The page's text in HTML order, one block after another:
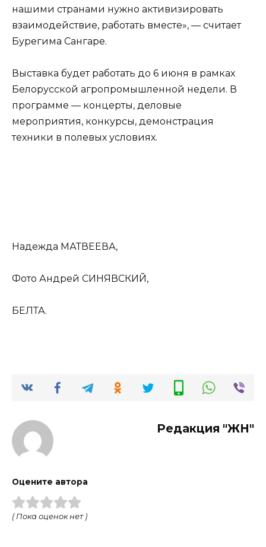
нашими странами нужно активизировать
взаимодействие, работать вместе», — считает
Бурегима Сангаре.
Выставка будет работать до 6 июня в рамках
Белорусской агропромышленной недели. В
программе — концерты, деловые
мероприятия, конкурсы, демонстрация
техники в полевых условиях.
Надежда МАТВЕЕВА,
Фото Андрей СИНЯВСКИЙ,
БЕЛТА.
Редакция "ЖН"
Оцените автора
( Пока оценок нет )